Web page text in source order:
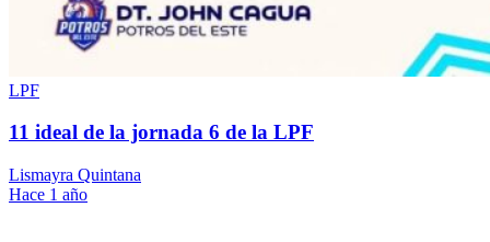
LPF
11 ideal de la jornada 6 de la LPF
Lismayra Quintana
Hace 1 año